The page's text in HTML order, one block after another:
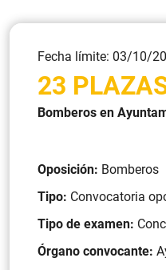
Fecha límite: 03/10/
23
Bomberos en
Oposición: Bomberos
Tipo: Convocatoria
Tipo de examen:
Órgano convocante: